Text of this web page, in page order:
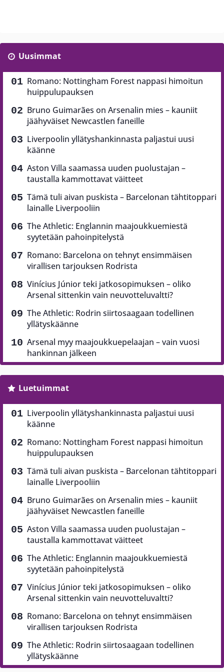
Uusimmat
Romano: Nottingham Forest nappasi himoitun
huippulupauksen
Bruno Guimarães on Arsenalin mies – kauniit
jäähyväiset Newcastlen faneille
Liverpoolin yllätyshankinnasta paljastui uusi
käänne
Aston Villa saamassa uuden puolustajan –
taustalla kammottavat väitteet
Tämä tuli aivan puskista – Barcelonan tähtitoppari
lainalle Liverpooliin
The Athletic: Englannin maajoukkuemiestä
syytetään pahoinpitelystä
Romano: Barcelona on tehnyt ensimmäisen
virallisen tarjouksen Rodrista
Vinícius Júnior teki jatkosopimuksen – oliko
Arsenal sittenkin vain neuvotteluvaltti?
The Athletic: Rodrin siirtosaagaan todellinen
yllätyskäänne
Arsenal myy maajoukkuepelaajan – vain vuosi
hankinnan jälkeen
Luetuimmat
Liverpoolin yllätyshankinnasta paljastui uusi
käänne
Romano: Nottingham Forest nappasi himoitun
huippulupauksen
Tämä tuli aivan puskista – Barcelonan tähtitoppari
lainalle Liverpooliin
Bruno Guimarães on Arsenalin mies – kauniit
jäähyväiset Newcastlen faneille
Aston Villa saamassa uuden puolustajan –
taustalla kammottavat väitteet
The Athletic: Englannin maajoukkuemiestä
syytetään pahoinpitelystä
Vinícius Júnior teki jatkosopimuksen – oliko
Arsenal sittenkin vain neuvotteluvaltti?
Romano: Barcelona on tehnyt ensimmäisen
virallisen tarjouksen Rodrista
The Athletic: Rodrin siirtosaagaan todellinen
yllätyskäänne